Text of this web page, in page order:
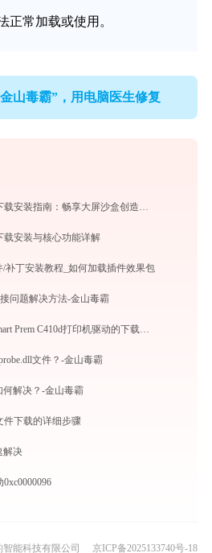
正常加载或使用。
山毒霸”，用电脑医生修复
迷你世界电脑版免费下载安装指南：畅享大屏沙盒创造与联机乐趣
载安装与核心功能详解
补丁安装教程_如何加载插件效果包
问题解决方法-金山毒霸
实用教程：HPPhotosmart Prem C410d打印机驱动的下载与安装技巧
文件？-金山毒霸
何解决？-金山毒霸
件下载的详细步骤
解决
智能科技有限公司 京ICP备2025133740号-18